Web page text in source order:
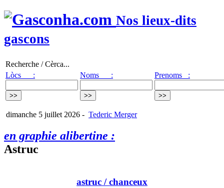
Nos lieux-dits
gascons
Recherche / Cèrca...
Lòcs :
Noms : Prenoms :
dimanche 5 juillet 2026 - Tederic Merger
en graphie alibertine :
Astruc
astruc / chanceux